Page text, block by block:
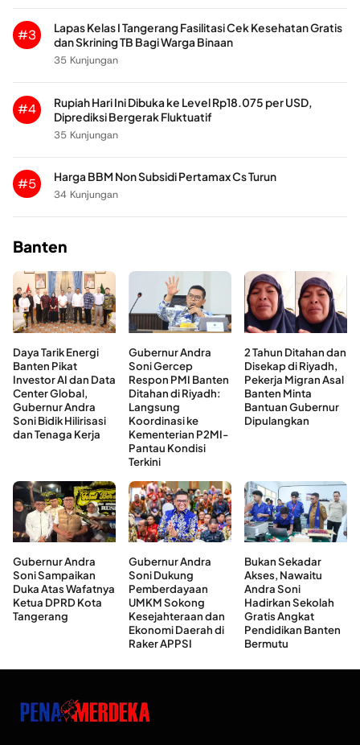
#3
Lapas Kelas I Tangerang Fasilitasi Cek Kesehatan Gratis
dan Skrining TB Bagi Warga Binaan
35 Kunjungan
#4
Rupiah Hari Ini Dibuka ke Level Rp18.075 per USD,
Diprediksi Bergerak Fluktuatif
35 Kunjungan
#5
Harga BBM Non Subsidi Pertamax Cs Turun
34 Kunjungan
Banten
Daya Tarik Energi
Banten Pikat
Investor AI dan Data
Center Global,
Gubernur Andra
Soni Bidik Hilirisasi
dan Tenaga Kerja
Gubernur Andra
Soni Gercep
Respon PMI Banten
Ditahan di Riyadh:
Langsung
Koordinasi ke
Kementerian P2MI-
Pantau Kondisi
Terkini
2 Tahun Ditahan dan
Disekap di Riyadh,
Pekerja Migran Asal
Banten Minta
Bantuan Gubernur
Dipulangkan
Gubernur Andra
Soni Sampaikan
Duka Atas Wafatnya
Ketua DPRD Kota
Tangerang
Gubernur Andra
Soni Dukung
Pemberdayaan
UMKM Sokong
Kesejahteraan dan
Ekonomi Daerah di
Raker APPSI
Bukan Sekadar
Akses, Nawaitu
Andra Soni
Hadirkan Sekolah
Gratis Angkat
Pendidikan Banten
Bermutu